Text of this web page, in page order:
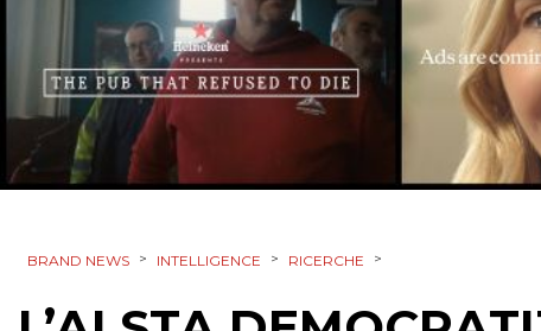
BRAND NEWS > INTELLIGENCE > RICERCHE >